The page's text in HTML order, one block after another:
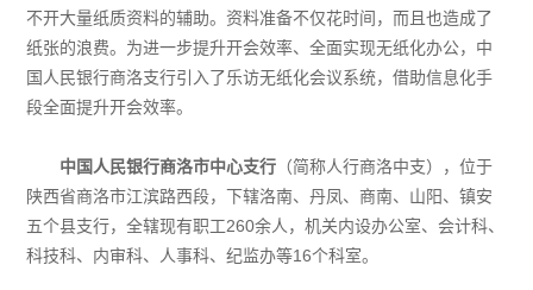
不开大量纸质资料的辅助。资料准备不仅花时间，而且也造成了
纸张的浪费。为进一步提升开会效率、全面实现无纸化办公，中
国人民银行商洛支行引入了乐访无纸化会议系统，借助信息化手
段全面提升开会效率。
中国人民银行商洛市中心支行（简称人行商洛中支），位于
陕西省商洛市江滨路西段，下辖洛南、丹凤、商南、山阳、镇安
五个县支行，全辖现有职工260余人，机关内设办公室、会计科、
科技科、内审科、人事科、纪监办等16个科室。